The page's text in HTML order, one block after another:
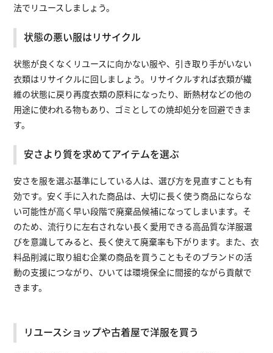
法でリユースしましょう。
状態の悪い服はリサイクル
状態が良くなくリユースに向かない服や、引き取り手がいない
衣類はリサイクルに回しましょう。リサイクルすれば衣類が繊
維の状態に戻り再度衣類の原料になったり、断熱材などの他の
用途に使われる物もあり、ゴミとしての焼却処分を回避できま
す。
安さより質を求めてアイテムを選ぶ
安さを服を選ぶ基準にしている人は、選び方を見直すことも有
効です。安く手に入れた商品は、大切に長く使う商品にならな
い可能性が高く早い段階で廃棄品候補になってしまいます。そ
のため、流行りに左右されない長く愛用できる高品質な洋服選
びを意識してみると、長く使えて廃棄率も下がります。また、衣
料品削減に取り組む企業の商品を買うこともそのブランドの活
動の支援につながり、ひいては環境保全に間接的ながら貢献で
きます。
リユースショップや古着屋で洋服を買う